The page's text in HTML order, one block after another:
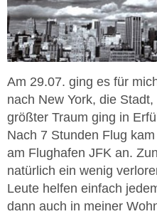
Am 29.07. ging es für
nach New York, die
größter Traum ging in
Nach 7 Stunden Flug
am Flughafen JFK an.
natürlich ein wenig
Leute helfen einfach
dann auch in meiner